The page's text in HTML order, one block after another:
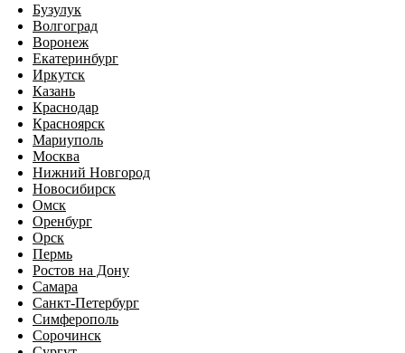
Бузулук
Волгоград
Воронеж
Екатеринбург
Иркутск
Казань
Краснодар
Красноярск
Мариуполь
Москва
Нижний Новгород
Новосибирск
Омск
Оренбург
Орск
Пермь
Ростов на Дону
Самара
Санкт-Петербург
Симферополь
Сорочинск